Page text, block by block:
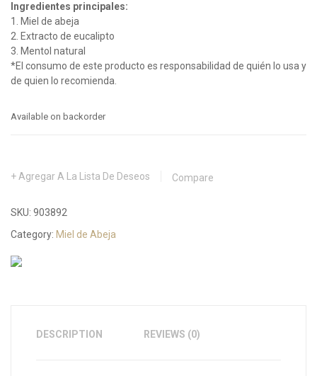
Ingredientes principales:
1. Miel de abeja
2. Extracto de eucalipto
3. Mentol natural
*El consumo de este producto es responsabilidad de quién lo usa y
de quien lo recomienda.
Available on backorder
Agregar A La Lista De Deseos Compare
SKU: 903892
Category: Miel de Abeja
DESCRIPTION REVIEWS (0)